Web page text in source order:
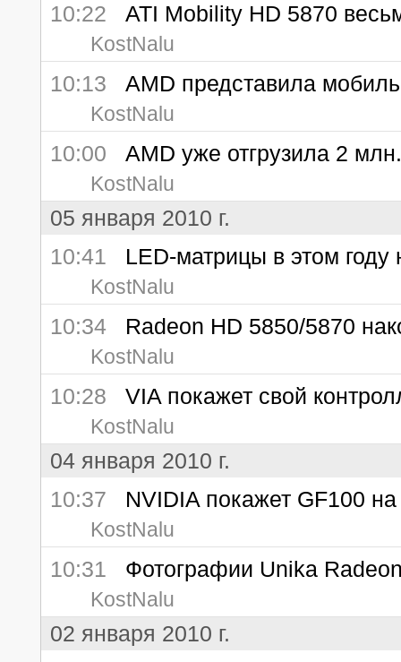
10:22 ATI Mobility HD 5870
KostNalu
10:13 AMD представила
KostNalu
10:00 AMD уже отгрузила 2
KostNalu
05 января 2010 г.
10:41 LED-матрицы в этом году
KostNalu
10:34 Radeon HD 5850/5870
KostNalu
10:28 VIA покажет свой
KostNalu
04 января 2010 г.
10:37 NVIDIA покажет GF100
KostNalu
10:31 Фотографии Unika
KostNalu
02 января 2010 г.